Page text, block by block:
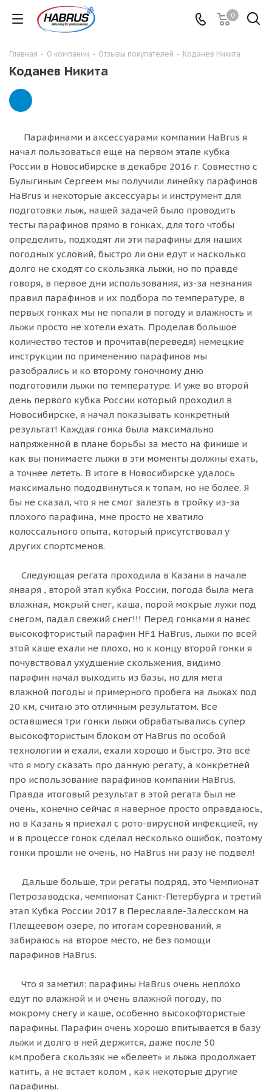
0
Главная - О компании - Отзывы покупателей - Коданев Никита
Коданев Никита
Парафинами и аксессуарами компании HaBrus я
начал пользоваться еще на первом этапе кубка
России в Новосибирске в декабре 2016 г. Совместно с
Булыгиным Сергеем мы получили линейку парафинов
HaBrus и некоторые аксессуары и инструмент для
подготовки лыж, нашей задачей было проводить
тесты парафинов прямо в гонках, для того чтобы
определить, подходят ли эти парафины для наших
погодных условий, быстро ли они едут и насколько
долго не сходят со скользяка лыжи, но по правде
говоря, в первое дни использования, из-за незнания
правил парафинов и их подбора по температуре, в
первых гонках мы не попали в погоду и влажность и
лыжи просто не хотели ехать. Проделав большое
количество тестов и прочитав(переведя) немецкие
инструкции по применению парафинов мы
разобрались и ко второму гоночному дню
подготовили лыжи по температуре. И уже во второй
день первого кубка России который проходил в
Новосибирске, я начал показывать конкретный
результат! Каждая гонка была максимально
напряженной в плане борьбы за место на финише и
как вы понимаете лыжи в эти моменты должны ехать,
а точнее лететь. В итоге в Новосибирске удалось
максимально пододвинуться к топам, но не более. Я
бы не сказал, что я не смог залезть в тройку из-за
плохого парафина, мне просто не хватило
колоссального опыта, который присутствовал у
других спортсменов.
Следующая регата проходила в Казани в начале
января , второй этап кубка России, погода была мега
влажная, мокрый снег, каша, порой мокрые лужи под
снегом, падал свежий снег!!! Перед гонками я нанес
высокофтористый парафин HF1 HaBrus, лыжи по всей
этой каше ехали не плохо, но к концу второй гонки я
почувствовал ухудшение скольжения, видимо
парафин начал выходить из базы, но для мега
влажной погоды и примерного пробега на лыжах под
20 км, считаю это отличным результатом. Все
оставшиеся три гонки лыжи обрабатывались супер
высокофтористым блоком от HaBrus по особой
технологии и ехали, ехали хорошо и быстро. Это всё
что я могу сказать про данную регату, а конкретней
про использование парафинов компании HaBrus.
Правда итоговый результат в этой регата был не
очень, конечно сейчас я наверное просто оправдаюсь,
но в Казань я приехал с рото-вирусной инфекцией, ну
и в процессе гонок сделал несколько ошибок, поэтому
гонки прошли не очень, но HaBrus ни разу не подвел!
Дальше больше, три регаты подряд, это Чемпионат
Петрозаводска, чемпионат Санкт-Петербурга и третий
этап Кубка России 2017 в Переславле-Залесском на
Плещеевом озере, по итогам соревнований, я
забираюсь на второе место, не без помощи
парафинов HaBrus.
Что я заметил: парафины HaBrus очень неплохо
едут по влажной и и очень влажной погоду, по
мокрому снегу и каше, особенно высокофтористые
парафины. Парафин очень хорошо впитывается в базу
лыжи и долго в ней держится, даже после 50
км.пробега скользяк не «белеет» и лыжа продолжает
катить, а не встает колом , как некоторые другие
парафины.